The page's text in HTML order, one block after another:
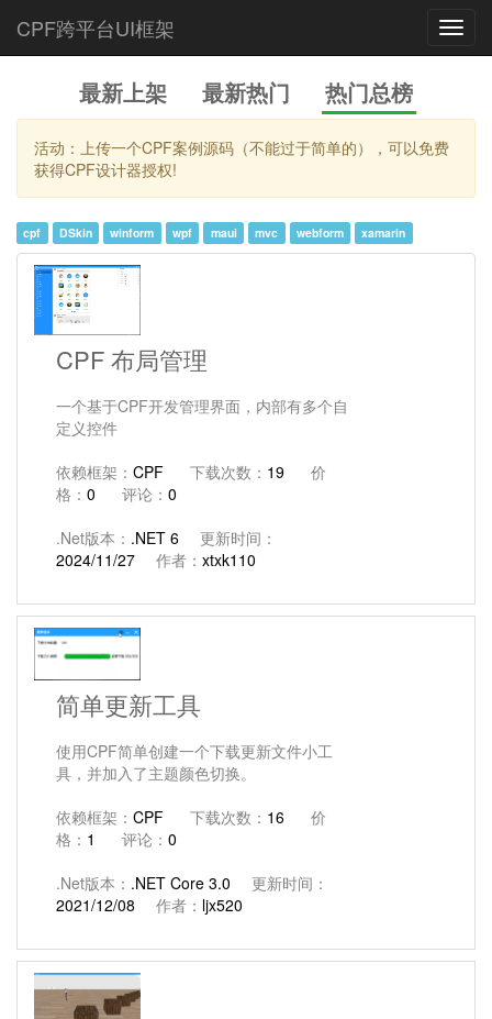
CPF跨平台UI框架
最新上架 最新热门 热门总榜
活动：上传一个CPF案例源码（不能过于简单的），可以免费
获得CPF设计器授权!
cpf DSkin winform wpf maui mvc webform xamarin
CPF 布局管理
一个基于CPF开发管理界面，内部有多个自
定义控件
依赖框架： CPF 下载次数： 19
价
格： 0 评论： 0
.Net版本： .NET 6
更新时间：
2024/11/27
作者： xtxk110
简单更新工具
使用CPF简单创建一个下载更新文件小工
具，并加入了主题颜色切换。
依赖框架： CPF 下载次数： 16
价
格： 1 评论： 0
.Net版本： .NET Core 3.0
更新时间：
2021/12/08
作者： ljx520